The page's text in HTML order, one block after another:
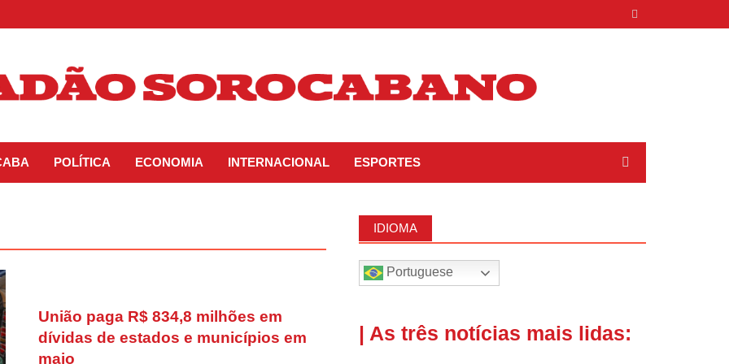
POLÍTICA ECONOMIA INTERNACIONAL ESPORTES
União paga R$ 834,8 milhões em
dívidas de estados e municípios em
maio
IDIOMA
Portuguese
| As três notícias mais lidas: